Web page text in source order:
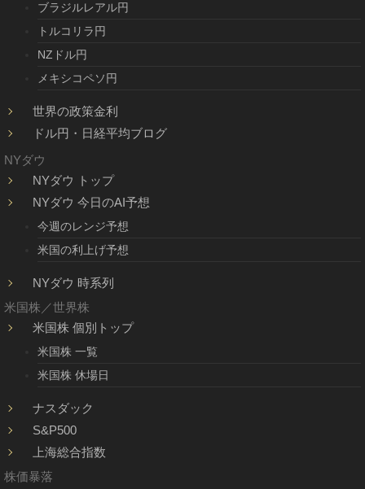
ブラジルレアル円
トルコリラ円
NZドル円
メキシコペソ円
世界の政策金利
ドル円・日経平均ブログ
NYダウ
NYダウ トップ
NYダウ 今日のAI予想
今週のレンジ予想
米国の利上げ予想
NYダウ 時系列
米国株／世界株
米国株 個別トップ
米国株 一覧
米国株 休場日
ナスダック
S&P500
上海総合指数
株価暴落